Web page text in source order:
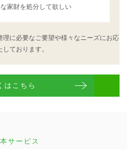
家財を処分して欲しい
理に必要なご要望や様々なニーズにお応
しております。
はこちら
サービス